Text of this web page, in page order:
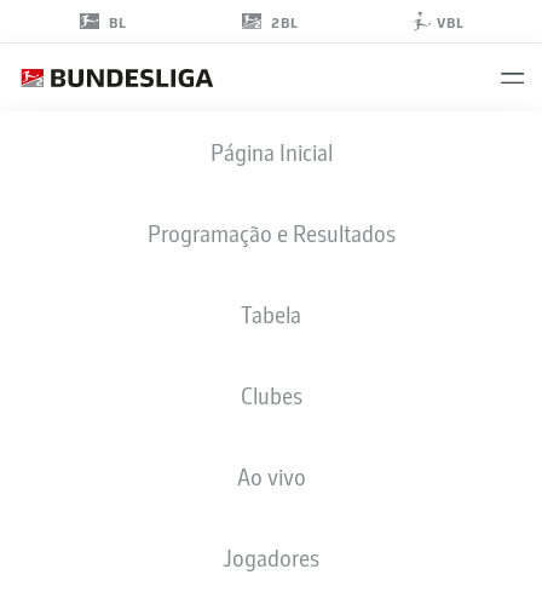
BL 2BL VBL
Página Inicial
Programação e Resultados
Tabela
Clubes
Ao vivo
Jogadores